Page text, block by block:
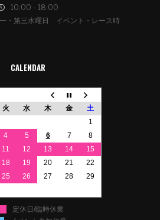
10:00 - 18:00
・第三水曜日 イベント・レース時
CALENDAR
火 水 木 金
土
1
4 5 6 7
8
11 12 13 14
15
18 19 20 21
22
25 26 27 28
29
定休日/臨時休業